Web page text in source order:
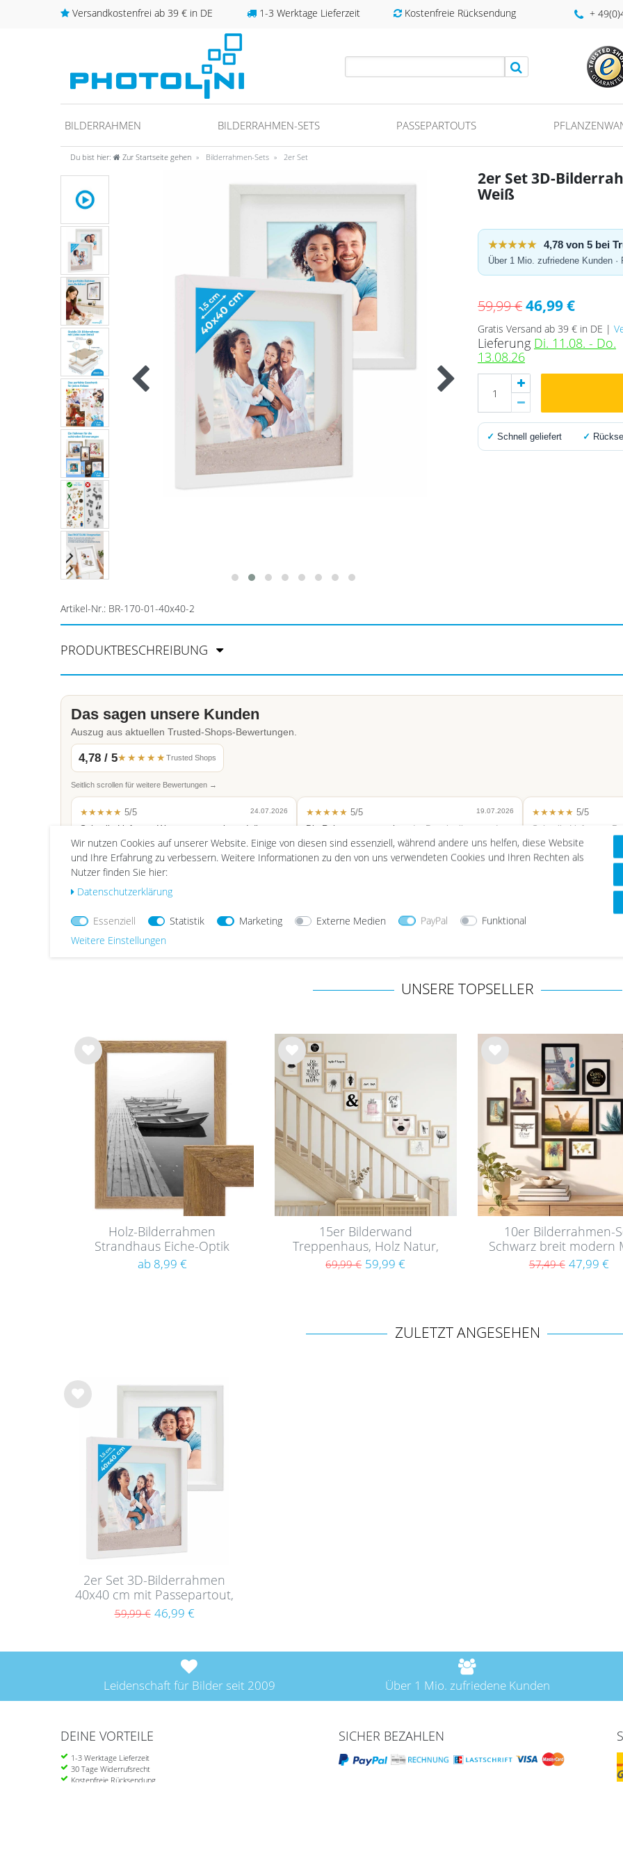
Versandkostenfrei ab 39 € in DE 1-3 Werktage Lieferzeit Kostenfreie Rücksendung +
BILDERRAHMEN BILDERRAHMEN-SETS PASSEPARTOUTS
Du bist hier: Zur Startseite gehen Bilderrahmen-Sets 2er Set
2er Set 3D-
Weiß
★★★★★ 4,78 von 5 bei
Über 1 Mio. zufriedene Kunden
59,99 €46,99 €
Gratis Versand ab 39 € in DE |
Lieferung Di. 11.08. - Do.
13.08.26
✓ Schnell geliefert ✓
Artikel-Nr.: BR-170-01-40x40-2
PRODUKTBESCHREIBUNG
Das sagen unsere Kunden
Auszug aus aktuellen Trusted-Shops-Bewertungen.
4,78 / 5★★★★★ Trusted Shops
Seitlich scrollen für weitere Bewertungen →
★★★★★ 5/5 24.07.2026
Schnelle Lieferung Ware gut verpackt und die
Qualität ist auch top.
★★★★★ 5/5 19.07.2026
Die Rahmen entsprechen der Beschreibung und
sind hochwertig. Lieferung und Service schnell und
unkompliziert.
★★★★★ 5/5
Schnelle Lieferung,
passt und dann noch
Schlüsselanhänger
Aufmerksamkeit
UNSERE TOPSELLER
Wu
Holz-Bilderrahmen
Strandhaus Eiche-Optik
Rustikal
ab 8,99 €
Wu
nsc
hlist
15er Bilderwand
Treppenhaus, Holz Natur,
Bilderrahmen-Set aus MDF
69,99 € 59,99 €
Wu
e
10er Bilderrahmen-
Schwarz breit modern
Holz mit Acrylglas
57,49 € 47,99 €
ZULETZT ANGESEHEN
Wu
2er Set 3D-Bilderrahmen
40x40 cm mit Passepartout,
Weiß
59,99 € 46,99 €
Leidenschaft für Bilder seit 2009 Über 1 Mio. zufriedene Kunden
DEINE VORTEILE
1-3 Werktage Lieferzeit
30 Tage Widerrufsrecht
Kostenfreie Rücksendung
SICHER BEZAHLEN
Wir nutzen Cookies auf unserer Website. Einige von diesen sind essenziell, während andere uns helfen, diese Website
und Ihre Erfahrung zu verbessern. Weitere Informationen zu den von uns verwendeten Cookies und Ihren Rechten als
Nutzer finden Sie hier:
Daten­schutz­erklärung
Essenziell Statistik Marketing Externe Medien PayPal
Funktional
Weitere Einstellungen